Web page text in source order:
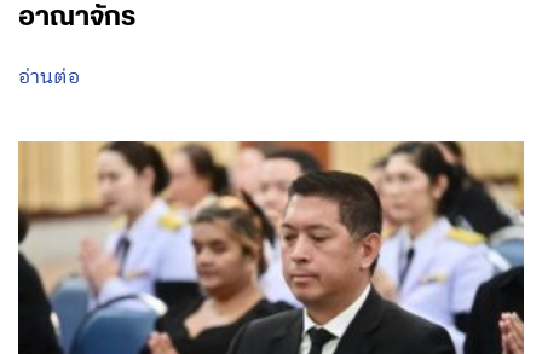
อาณาจักร
อ่านต่อ